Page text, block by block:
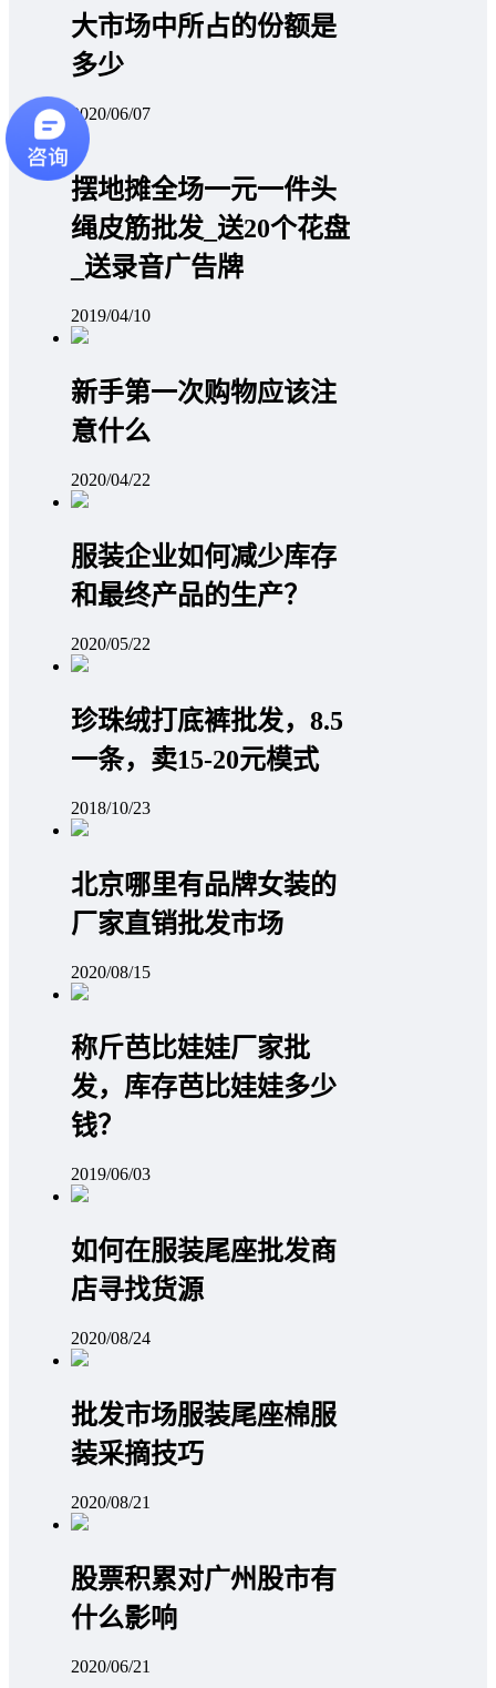
大市场中所占的份额是
多少
2020/06/07
摆地摊全场一元一件头
绳皮筋批发_送20个花盘
_送录音广告牌
2019/04/10
新手第一次购物应该注
意什么
2020/04/22
服装企业如何减少库存
和最终产品的生产？
2020/05/22
珍珠绒打底裤批发，8.5
一条，卖15-20元模式
2018/10/23
北京哪里有品牌女装的
厂家直销批发市场
2020/08/15
称斤芭比娃娃厂家批
发，库存芭比娃娃多少
钱？
2019/06/03
如何在服装尾座批发商
店寻找货源
2020/08/24
批发市场服装尾座棉服
装采摘技巧
2020/08/21
股票积累对广州股市有
什么影响
2020/06/21